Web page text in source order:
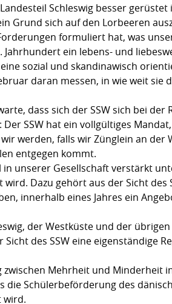
Schleswig besser gerüstet
Grund sich auf den Lorbeeren
formuliert hat, was
ein lebens- und
sozial und skandinawisch
daran messen, in wie weit sie
dass sich der SSW sich bei der
SSW hat ein vollgültiges Mandat,
werden, falls wir Zünglein an der
entgegen kommt.
unserer Gesellschaft verstärkt
Dazu gehört aus der Sicht des
innerhalb eines Jahres ein
der Westküste und der
des SSW eine eigenständige
Mehrheit und Minderheit
Schülerbeförderung des
wird.